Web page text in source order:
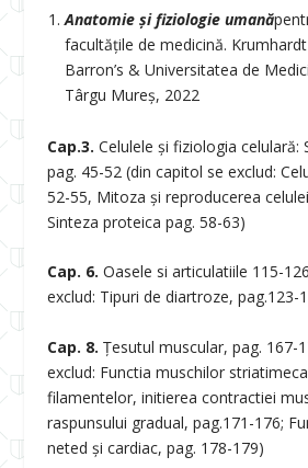
Anatomie și fiziologie umană
facultățile de medicină.
Barron’s & Universitatea de
Târgu Mureș, 2022
Cap.3. Celulele şi fiziologia celulară:
pag. 45-52 (din capitol se exclud:
52-55, Mitoza și reproducerea
Sinteza proteica pag. 58-63)
Cap. 6. Oasele si articulatiile 115-
exclud: Tipuri de diartroze, pag.123-
Cap. 8. Ţesutul muscular, pag. 167-
exclud: Functia muschilor
filamentelor, initierea contractiei
raspunsului gradual, pag.171-176;
neted și cardiac, pag. 178-179)